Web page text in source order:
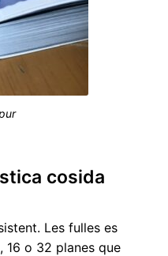
cosida
Les fulles es
16 o 32 planes que